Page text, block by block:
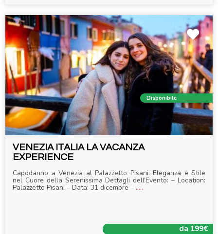
Disponibile
VENEZIA ITALIA LA VACANZA
EXPERIENCE
Capodanno a Venezia al Palazzetto Pisani: Eleganza e Stile
nel Cuore della Serenissima Dettagli dell’Evento: – Location:
Palazzetto Pisani – Data: 31 dicembre – .....
da 199€